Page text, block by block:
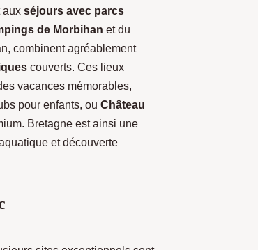
aux séjours avec parcs
de Morbihan et du
combinent agréablement
couverts. Ces lieux
vacances mémorables,
pour enfants, ou Château
Bretagne est ainsi une
et découverte